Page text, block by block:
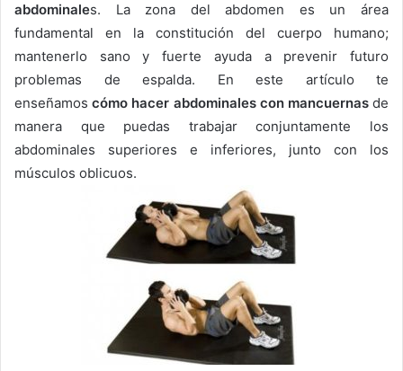
abdominales. La zona del abdomen es un área
fundamental en la constitución del cuerpo humano;
mantenerlo sano y fuerte ayuda a prevenir futuro
problemas de espalda. En este artículo te
enseñamoscómo hacer abdominales con mancuernasde
manera que puedas trabajar conjuntamente los
abdominales superiores e inferiores, junto con los
músculos oblicuos.